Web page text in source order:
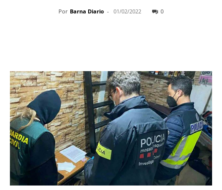
Por Barna Diario - 01/02/2022 0